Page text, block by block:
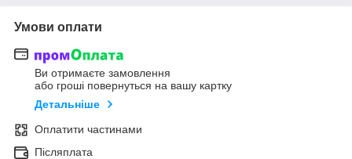
Умови оплати
Ви отримаєте замовлення
або гроші повернуться на вашу картку
Детальніше
Оплатити частинами
Післяплата